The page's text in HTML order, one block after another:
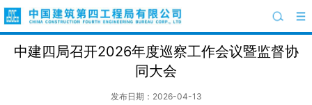
中建四局召开2026年度巡察工作会议暨监督协
同大会
发布日期：2026-04-13